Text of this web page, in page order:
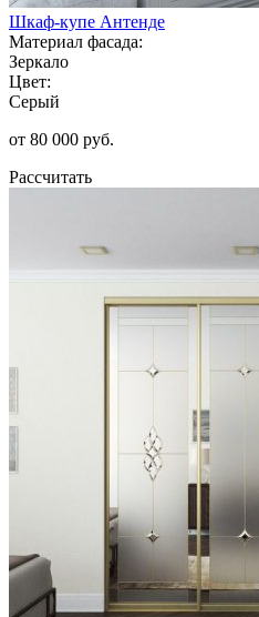
Шкаф-купе Антенде
Материал фасада:
Зеркало
Цвет:
Серый
от 80 000 руб.
Рассчитать